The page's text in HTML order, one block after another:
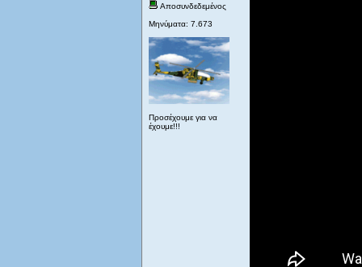
Αποσυνδεδεμένος
Μηνύματα: 7.673
Προσέχουμε για να
έχουμε!!!